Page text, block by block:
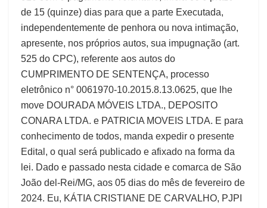
de 15 (quinze) dias para que a parte Executada,
independentemente de penhora ou nova intimação,
apresente, nos próprios autos, sua impugnação (art.
525 do CPC), referente aos autos do
CUMPRIMENTO DE SENTENÇA, processo
eletrônico n° 0061970-10.2015.8.13.0625, que lhe
move DOURADA MÓVEIS LTDA., DEPOSITO
CONARA LTDA. e PATRICIA MOVEIS LTDA. E para
conhecimento de todos, manda expedir o presente
Edital, o qual será publicado e afixado na forma da
lei. Dado e passado nesta cidade e comarca de São
João del-Rei/MG, aos 05 dias do mês de fevereiro de
2024. Eu, KÁTIA CRISTIANE DE CARVALHO, PJPI